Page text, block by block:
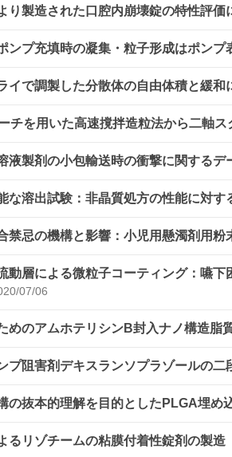
り製造された口腔内崩壊錠の特性評
ンプ充填時の凝集・粒子形成はポン
イで調製した分散体の自由体積と緩
チを用いた高速撹拌造粒法から二軸
液製剤の小包輸送時の衝撃に関するデ
な溶出試験：非晶質処方の性能に対
禁忌の機構と影響：小児用懸濁剤用
動層による微粒子コーティング：嚥
07/06
めのアムホテリシンB封入ナノ構造脂
プ阻害剤デキスランソプラゾールの
の抜本的理解を目的としたPLGA埋め
るリゾチームの粘膜付着性錠剤の製造